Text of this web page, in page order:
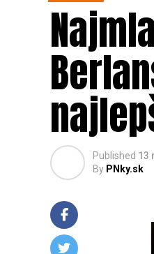
Published 13
By PNky.sk